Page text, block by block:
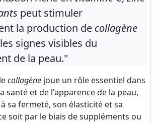
peut stimuler
la production de collagène
signes visibles du
de la peau."
collagène joue un rôle essentiel dans
santé et de l'apparence de la peau,
sa fermeté, son élasticité et sa
soit par le biais de suppléments ou